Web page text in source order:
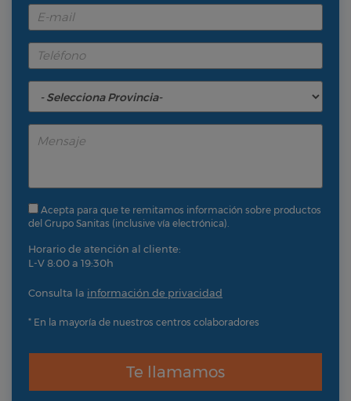
Acepta para que te remitamos información sobre productos
del Grupo Sanitas (inclusive vía electrónica).
Horario de atención al cliente:
L-V 8:00 a 19:30h
Consulta la información de privacidad
* En la mayoría de nuestros centros colaboradores
Te llamamos